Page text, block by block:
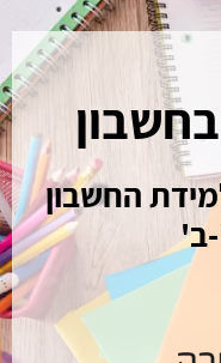
החשבון
ב'